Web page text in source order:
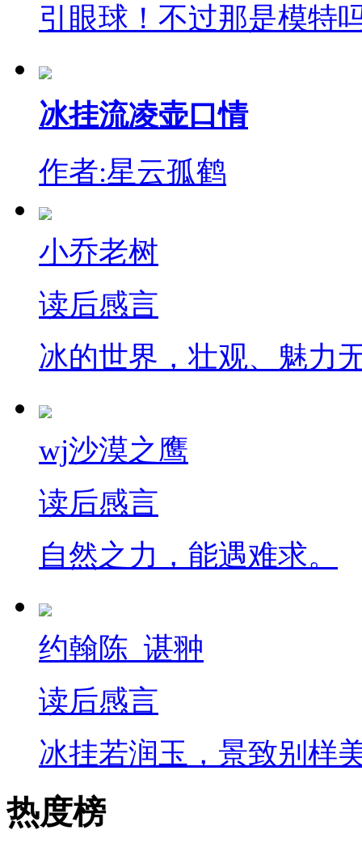
引眼球！不过那是模特
冰挂流凌壶口情
作者:星云孤鹤
小乔老树
读后感言
冰的世界，壮观、魅力
wj沙漠之鹰
读后感言
自然之力，能遇难求。
约翰陈_谌翀
读后感言
冰挂若润玉，景致别样
热度榜